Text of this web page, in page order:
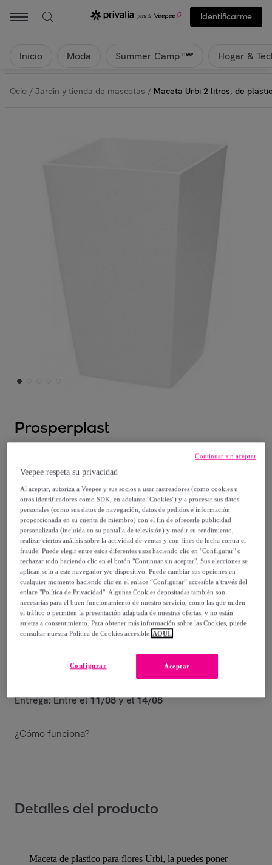
Identificarme
Inicio Moda Summer Camp new Hogar &
Ocio / Jardin y tienda de mascotas / Maceta Urbi 2 litros, de
Prosperplast
Maceta Urbi 2 litros, de plastico, en color
Blanco
Desde
8,00 €
12, 99 €
-38%
Vendido porDiempi
Entrega: Entre el11/08y el14/08
¿Cómo funciona?
Detalles del producto
Maceta de plastico para flores Urbi, la puedes poner
Veepee respeta su privacidad
Al aceptar, autoriza a Veepee y sus socios a usar rastreadores (como cookies u
otros identificadores como SDK, en adelante "Cookies") y a procesar sus datos
personales (como sus datos de navegación, datos de pedidos e información
proporcionada en su cuenta de miembro) con el fin de ofrecerle publicidad
personalizada (incluida en su pantalla de televisión) y medir su rendimiento,
realizar ciertos análisis sobre la actividad de ventas y con fines de lucha contra el
fraude. Puede elegir entre estos diferentes usos haciendo clic en "Configurar" o
rechazar todo haciendo clic en el botón "Continuar sin aceptar". Sus elecciones se
aplican solo a este navegador y/o dispositivo. Puede cambiar sus opciones en
cualquier momento haciendo clic en el enlace “Configurar” accesible a través del
enlace "Política de Privacidad". Algunas Cookies depositadas también son
necesarias para el buen funcionamiento de nuestro servicio, como las que miden
el tráfico o permiten la presentación adaptada de nuestras ofertas, y no están
sujetas a consentimiento. Para obtener más información sobre las Cookies, puede
consultar nuestra Política de Cookies accesible AQUÍ.
Aceptar
Configurar
Continuar sin aceptar